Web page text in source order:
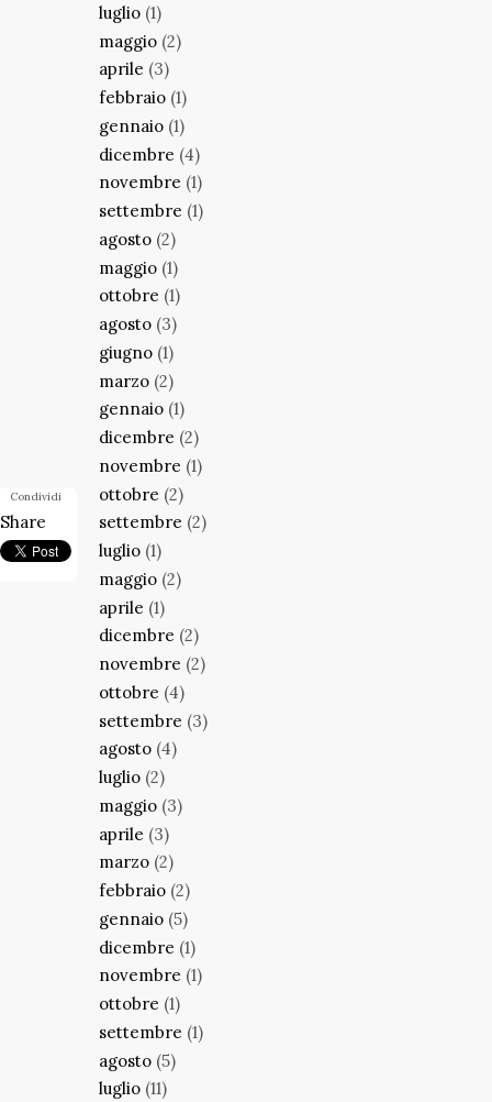
luglio (1)
maggio (2)
aprile (3)
febbraio (1)
gennaio (1)
dicembre (4)
novembre (1)
settembre (1)
agosto (2)
maggio (1)
ottobre (1)
agosto (3)
giugno (1)
marzo (2)
gennaio (1)
dicembre (2)
novembre (1)
ottobre (2)
settembre (2)
luglio (1)
maggio (2)
aprile (1)
dicembre (2)
novembre (2)
ottobre (4)
settembre (3)
agosto (4)
luglio (2)
maggio (3)
aprile (3)
marzo (2)
febbraio (2)
gennaio (5)
dicembre (1)
novembre (1)
ottobre (1)
settembre (1)
agosto (5)
luglio (11)
Condividi
Share